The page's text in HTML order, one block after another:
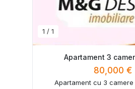
1 / 1
Apartament 3
80,000 €
Apartament cu 3